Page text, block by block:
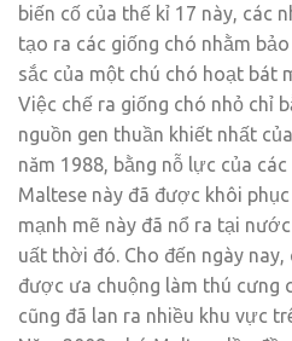
biến cố của thế kỉ 17 này, các
tạo ra các giống chó nhằm
sắc của một chú chó hoạt bát
Việc chế ra giống chó nhỏ chỉ
nguồn gen thuần khiết nhất
năm 1988, bằng nỗ lực của
Maltese này đã được khôi
mạnh mẽ này đã nổ ra tại
uất thời đó. Cho đến ngày nay,
được ưa chuộng làm thú cưng
cũng đã lan ra nhiều khu vực